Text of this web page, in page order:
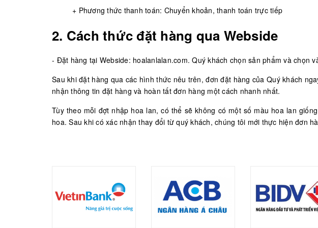
+ Phương thức thanh toán: Chuyển khoản, thanh toán trực tiếp
2. Cách thức đặt hàng qua Webside
- Đặt hàng tại Webside: hoalanlalan.com. Quý khách chọn sản phẩm và chọn
Sau khi đặt hàng qua các hình thức nêu trên, đơn đặt hàng của Quý khách
nhận thông tin đặt hàng và hoàn tất đơn hàng một cách nhanh nhất.
Tùy theo mỗi đợt nhập hoa lan, có thể sẽ không có một số màu hoa lan
hoa. Sau khi có xác nhận thay đổi từ quý khách, chúng tôi mới thực hiện đơn